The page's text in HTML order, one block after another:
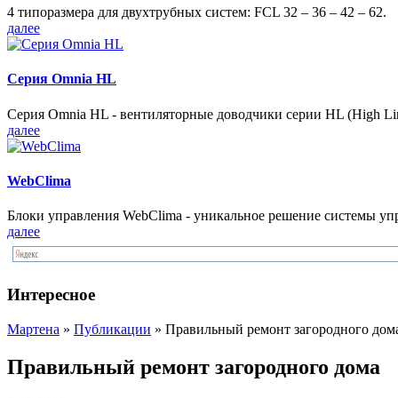
4 типоразмера для двухтрубных систем: FCL 32 – 36 – 42 – 62.
далее
Серия Omnia HL
Серия Omnia HL - вентиляторные доводчики серии HL (High
далее
WebClima
Блоки упрaвлeния WebClima - уникальное решение системы
далее
Интересное
Мартена » Публикации » Правильный ремонт загородного
Правильный ремонт загородного дома